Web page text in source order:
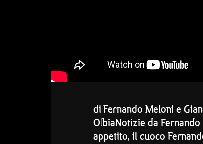
di Fernando Meloni e
OlbiaNotizie da
appetito, il cuoco